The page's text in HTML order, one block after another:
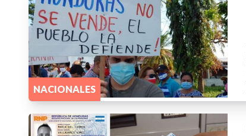
NACIONALES